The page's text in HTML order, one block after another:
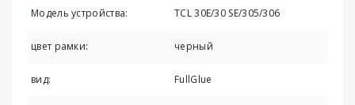
Модель устройства: TCL 30E/30 SE/305/306
цвет рамки: черный
вид: FullGlue